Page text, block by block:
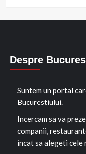
Despre
Suntem un portal
Bucurestiului.
Incercam sa va
companii,
incat sa alegeti cele